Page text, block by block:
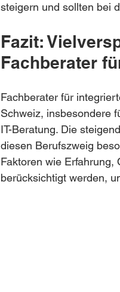
steigern und sollten bei
Fazit:
Fachberater
Fachberater für
Schweiz, insbesondere
IT-Beratung. Die
diesen Berufszweig
Faktoren wie Erfahrung,
berücksichtigt werden,